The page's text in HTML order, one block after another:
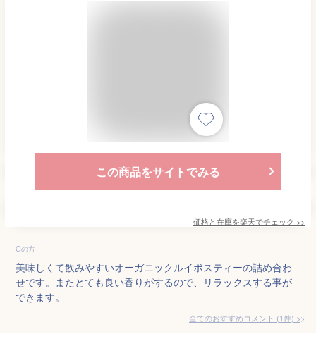
この商品をサイトでみる
価格と在庫を楽天でチェック >>
Gの方
美味しくて飲みやすいオーガニックルイボスティーの詰め合わ
せです。またとても良い香りがするので、リラックスする事が
できます。
全てのおすすめコメント (1件) >